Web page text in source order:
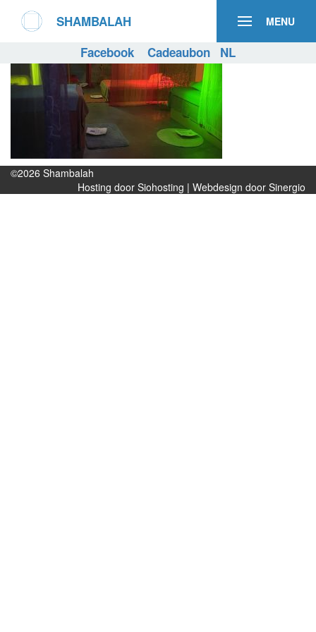
SHAMBALAH MENU
Facebook Cadeaubon NL
©2026 Shambalah
Hosting door Siohosting | Webdesign door Sinergio